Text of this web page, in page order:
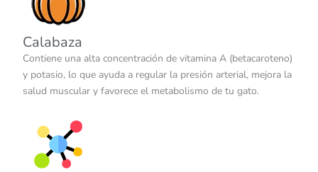
Calabaza
Contiene una alta concentración de vitamina A (betacaroteno)
y potasio, lo que ayuda a regular la presión arterial, mejora la
salud muscular y favorece el metabolismo de tu gato.